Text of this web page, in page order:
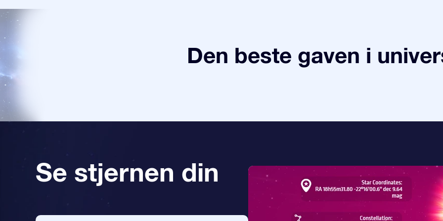
Den beste gaven i
Se stjernen din